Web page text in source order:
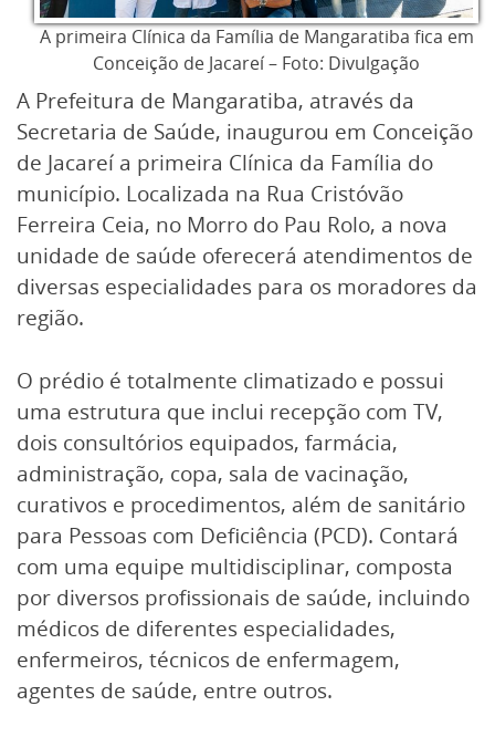
A primeira Clínica da Família de Mangaratiba fica em
Conceição de Jacareí – Foto: Divulgação
A Prefeitura de Mangaratiba, através da
Secretaria de Saúde, inaugurou em Conceição
de Jacareí a primeira Clínica da Família do
município. Localizada na Rua Cristóvão
Ferreira Ceia, no Morro do Pau Rolo, a nova
unidade de saúde oferecerá atendimentos de
diversas especialidades para os moradores da
região.
O prédio é totalmente climatizado e possui
uma estrutura que inclui recepção com TV,
dois consultórios equipados, farmácia,
administração, copa, sala de vacinação,
curativos e procedimentos, além de sanitário
para Pessoas com Deficiência (PCD). Contará
com uma equipe multidisciplinar, composta
por diversos profissionais de saúde, incluindo
médicos de diferentes especialidades,
enfermeiros, técnicos de enfermagem,
agentes de saúde, entre outros.